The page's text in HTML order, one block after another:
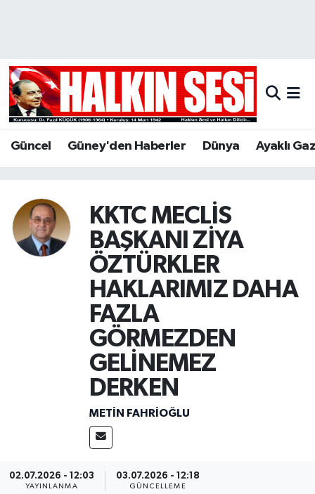
Güncel Güney'den Haberler Dünya Ayaklı
KKTC MECLİS
BAŞKANI ZİYA
ÖZTÜRKLER
HAKLARIMIZ DAHA
FAZLA
GÖRMEZDEN
GELİNEMEZ
DERKEN
METIN FAHRİOĞLU
02.07.2026 - 12:03
YAYINLANMA
03.07.2026 - 12:18
GÜNCELLEME
Hava Durumu
Trafik Durumu
Tüm Manşetler
Son Dakika Haberleri
Haber Arşivi